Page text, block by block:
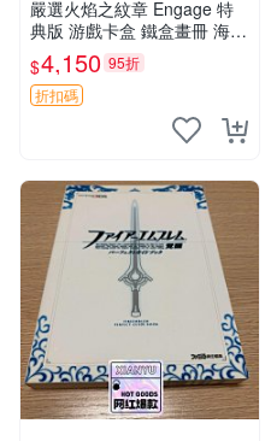
嚴選火焰之紋章 Engage 特
典版 游戲卡盒 鐵盒畫冊 海報
收藏推薦 火焰之紋章 Engag
e 特典版 銀河包裝 限量珍藏
火焰之紋章 Engage
$4,150 95折
折扣碼